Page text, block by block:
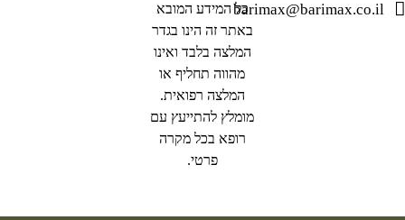
barimax@barimax.co.ilכל המידע המובא
באתר זה הינו בגדר
המלצה בלבד ואינו
מהווה תחליף או
המלצה רפואית.
מומלץ להתייעץ עם
רופא בכל מקרה
פרטי.